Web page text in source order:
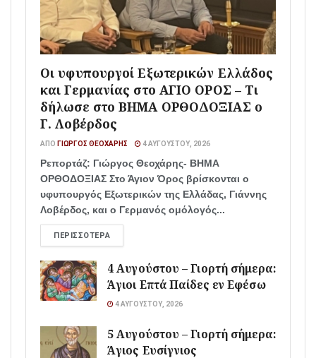
Οι υφυπουργοί Εξωτερικών Ελλάδος
και Γερμανίας στο ΑΓΙΟ ΟΡΟΣ – Τι
δήλωσε στο ΒΗΜΑ ΟΡΘΟΔΟΞΙΑΣ ο
Γ. Λοβέρδος
ΑΠΌ ΓΙΏΡΓΟΣ ΘΕΟΧΆΡΗΣ 4 ΑΥΓΟΎΣΤΟΥ, 2026
Ρεπορτάζ: Γιώργος Θεοχάρης- ΒΗΜΑ
ΟΡΘΟΔΟΞΙΑΣ Στο Άγιον Όρος βρίσκονται ο
υφυπουργός Εξωτερικών της Ελλάδας, Γιάννης
Λοβέρδος, και ο Γερμανός ομόλογός...
ΠΕΡΙΣΣΌΤΕΡΑ
4 Αυγούστου – Γιορτή σήμερα:
Άγιοι Επτά Παίδες εν Εφέσω
4 ΑΥΓΟΎΣΤΟΥ, 2026
5 Αυγούστου – Γιορτή σήμερα:
Άγιος Ευσίγνιος